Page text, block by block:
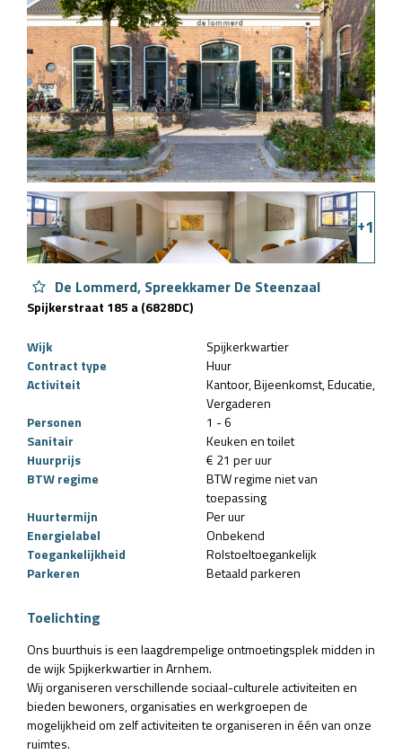
+1
De Lommerd, Spreekkamer De Steenzaal
Spijkerstraat 185 a (6828DC)
Wijk
Spijkerkwartier
Contract type
Huur
Activiteit
Kantoor Bijeenkomst Educatie
Vergaderen
Personen
1 - 6
Sanitair
Keuken en toilet
Huurprijs
€ 21 per uur
BTW regime
BTW regime niet van
toepassing
Huurtermijn
Per uur
Energielabel
Onbekend
Toegankelijkheid
Rolstoeltoegankelijk
Parkeren
Betaald parkeren
Toelichting
Ons buurthuis is een laagdrempelige ontmoetingsplek midden in
de wijk Spijkerkwartier in Arnhem.
Wij organiseren verschillende sociaal-culturele activiteiten en
bieden bewoners, organisaties en werkgroepen de
mogelijkheid om zelf activiteiten te organiseren in één van onze
ruimtes.